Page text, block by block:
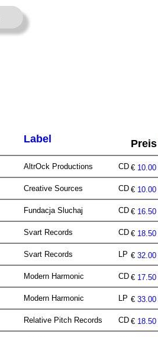
Label Preis
AltrOck Productions CD € 10.00
Creative Sources CD € 10.00
Fundacja Sluchaj CD € 16.50
Svart Records CD € 18.50
Svart Records LP € 32.00
Modern Harmonic CD € 17.50
Modern Harmonic LP € 33.00
Relative Pitch Records CD € 18.50